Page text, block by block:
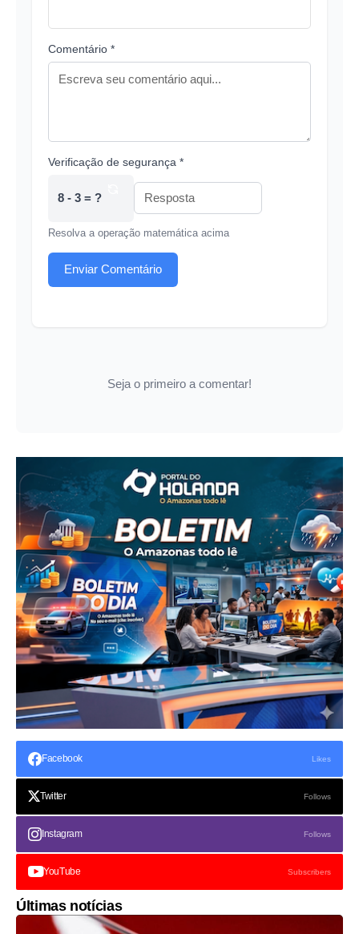
Comentário *
Verificação de segurança *
8 - 3 = ?
Resolva a operação matemática acima
Enviar Comentário
Seja o primeiro a comentar!
Facebook Likes
Twitter Follows
Instagram Follows
YouTube Subscribers
Últimas notícias